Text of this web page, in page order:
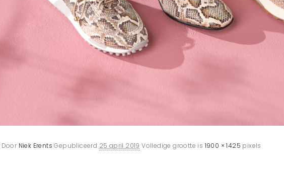
Door Niek Erents Gepubliceerd 25 april 2019 Volledige grootte is 1900 × 1425 pixels